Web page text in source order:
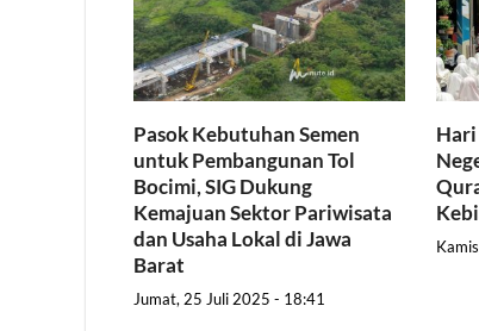
Pasok Kebutuhan Semen
untuk Pembangunan Tol
Bocimi, SIG Dukung
Kemajuan Sektor Pariwisata
dan Usaha Lokal di Jawa
Barat
Jumat, 25 Juli 2025 - 18:41
Hari